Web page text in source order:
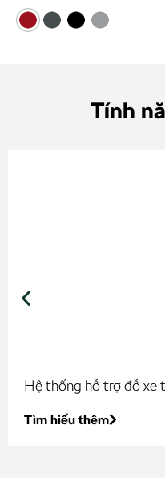
Tính
Hệ thống hỗ trợ đỗ xe
Tìm hiểu thêm